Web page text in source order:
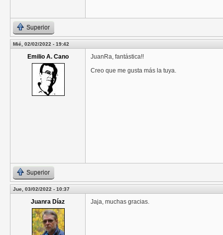
Superior
Mié, 02/02/2022 - 19:42
Emilio A. Cano
JuanRa, fantástica!!
Creo que me gusta más la tuya.
Superior
Jue, 03/02/2022 - 10:37
Juanra Díaz Jaja, muchas gracias.